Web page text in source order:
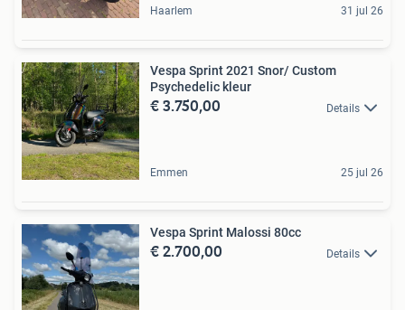
Haarlem 31 jul 26
Vespa Sprint 2021 Snor/ Custom
Psychedelic kleur
€ 3.750,00 Details
Emmen 25 jul 26
Vespa Sprint Malossi 80cc
€ 2.700,00 Details